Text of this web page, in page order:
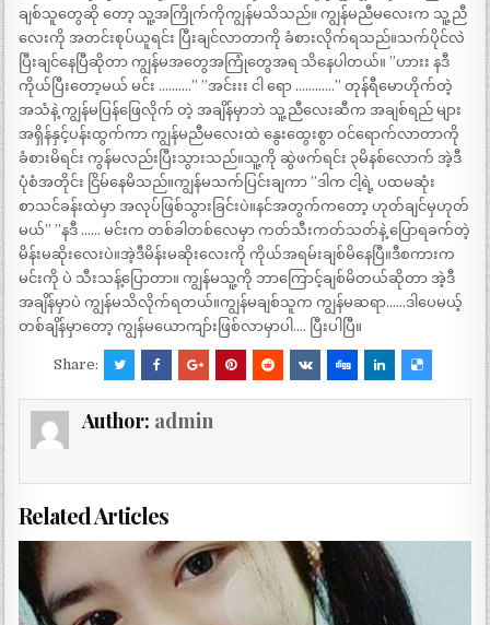
ချစ်သူတွေဆို တော့ သူ့အကြိုက်ကိုကျွန်မသိသည်။ ကျွန်မညီမလေးက သူ့ညီ
လေးကို အတင်းစုပ်ယူရင်း ပြီးချင်လာတာကို ခံစားလိုက်ရသည်။သက်ပိုင်လဲ
ပြီးချင်နေပြီဆိုတာ ကျွန်မအတွေအကြုံတွေအရ သိနေပါတယ်။ ”ဟားး နဒီ
ကိုယ်ပြီးတော့မယ် မင်း .………” ”အင်းးး ငါ ရော …………” တုန်ရီမောဟိုက်တဲ့
အသံနဲ့ ကျွန်မပြန်ဖြေလိုက် တဲ့ အချိန်မှာဘဲ သူ့ညီလေးဆီက အချစ်ရည် များ
အရှိန်နှင့်ပန်းထွက်ကာ ကျွန်မညီမလေးထဲ နွေးထွေးစွာ ဝင်ရောက်လာတာကို
ခံစားမိရင်း ကွန်မလည်းပြီးသွားသည်။သူ့ကို ဆွဲဖက်ရင်း ၃မိနစ်လောက် အဲ့ဒီ
ပုံစံအတိုင်း ငြိမ်နေမိသည်။ကျွန်မသက်ပြင်းချကာ ”ဒါက ငါ့ရဲ့ ပထမဆုံး
စာသင်ခန်းထဲမှာ အလုပ်ဖြစ်သွားခြင်းပဲ။နင်အတွက်ကတော့ ဟုတ်ချင်မှဟုတ်
မယ်” ”နဒီ …… မင်းက တစ်ခါတစ်လေမှာ ကတ်သီးကတ်သတ်နဲ့ ပြောရခက်တဲ့
မိန်းမဆိုးလေးပဲ။အဲ့ဒီမိန်းမဆိုးလေးကို ကိုယ်အရမ်းချစ်မိနေပြီ။ဒီစကားက
မင်းကို ပဲ သီးသန့်ပြောတာ။ ကျွန်မသူ့ကို ဘာကြောင့်ချစ်မိတယ်ဆိုတာ အဲ့ဒီ
အချိန်မှာပဲ ကျွန်မသိလိုက်ရတယ်။ကျွန်မချစ်သူက ကျွန်မဆရာ……ဒါပေမယ့်
တစ်ချိန်မှာတော့ ကျွန်မယောကျာ်းဖြစ်လာမှာပါ…. ပြီးပါပြီ။
Share:
Author: admin
Related Articles